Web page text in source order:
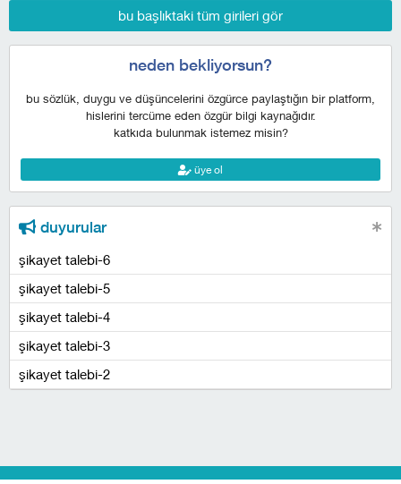
bu başlıktaki tüm girileri gör
neden bekliyorsun?
bu sözlük, duygu ve düşüncelerini özgürce paylaştığın bir platform,
hislerini tercüme eden özgür bilgi kaynağıdır.
katkıda bulunmak istemez misin?
üye ol
duyurular
şikayet talebi-6
şikayet talebi-5
şikayet talebi-4
şikayet talebi-3
şikayet talebi-2